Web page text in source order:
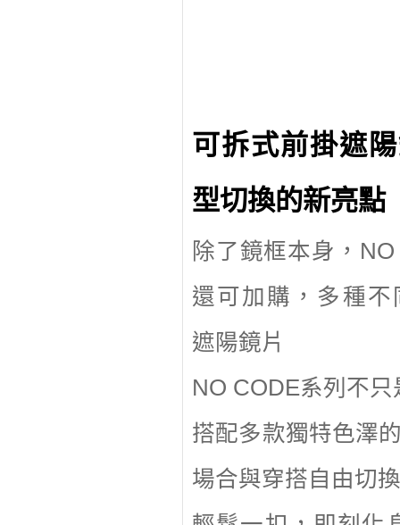
可拆式前掛遮
型切換的新亮點
除了鏡框本身，
還可加購，多種不
遮陽鏡片
NO CODE系列不
搭配多款獨特色澤
場合與穿搭自由切